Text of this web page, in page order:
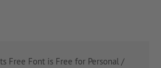
Free Font is Free for Personal /